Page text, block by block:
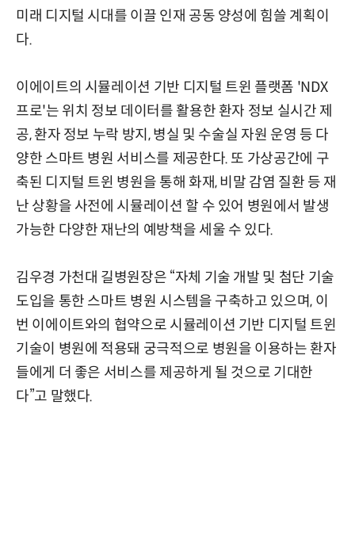
미래 디지털 시대를 이끌 인재 공동 양성에 힘쓸 계획이
다.
이에이트의 시뮬레이션 기반 디지털 트윈 플랫폼 'NDX
프로'는 위치 정보 데이터를 활용한 환자 정보 실시간 제
공, 환자 정보 누락 방지, 병실 및 수술실 자원 운영 등 다
양한 스마트 병원 서비스를 제공한다. 또 가상공간에 구
축된 디지털 트윈 병원을 통해 화재, 비말 감염 질환 등 재
난 상황을 사전에 시뮬레이션 할 수 있어 병원에서 발생
가능한 다양한 재난의 예방책을 세울 수 있다.
김우경 가천대 길병원장은 “자체 기술 개발 및 첨단 기술
도입을 통한 스마트 병원 시스템을 구축하고 있으며, 이
번 이에이트와의 협약으로 시뮬레이션 기반 디지털 트윈
기술이 병원에 적용돼 궁극적으로 병원을 이용하는 환자
들에게 더 좋은 서비스를 제공하게 될 것으로 기대한
다”고 말했다.